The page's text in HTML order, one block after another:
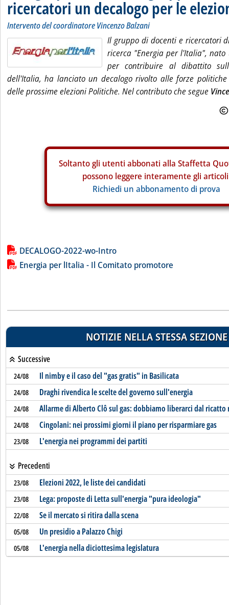
ricercatori un decalogo per le
Intervento del coordinatore Vincenzo Balzani
Il gruppo di docenti e ricercatori
ricerca "Energia per l'Italia",
per contribuire al dibattito
dell'Italia, ha lanciato un decalogo rivolto alle forze
delle prossime elezioni Politiche. Nel contributo che segue
Soltanto gli utenti abbonati alla Staffetta
possono leggere interamente gli
Richiedi un abbonamento di prova
Lista allegati PDF alla notizia
DECALOGO-2022-wo-Intro
Energia per lItalia - Il Comitato promotore
NOTIZIE NELLA STESSA SEZIONE
Successive
24/08 Il nimby e il caso del "gas gratis" in Basilicata
24/08 Draghi rivendica le scelte del governo sull'energia
24/08 Allarme di Alberto Clô sul gas: dobbiamo liberarci dal ricatto
24/08 Cingolani: nei prossimi giorni il piano per risparmiare gas
23/08 L'energia nei programmi dei partiti
Precedenti
23/08 Elezioni 2022, le liste dei candidati
23/08 Lega: proposte di Letta sull'energia "pura ideologia"
22/08 Se il mercato si ritira dalla scena
05/08 Un presidio a Palazzo Chigi
05/08 L'energia nella diciottesima legislatura